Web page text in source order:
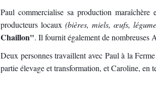
Paul commercialise sa production
producteurs locaux(bières, miels, œufs,
Chaillon". Il fournit également de nombreuses
Deux personnes travaillent avec Paul à la
partie élevage et transformation, et Caroline, en